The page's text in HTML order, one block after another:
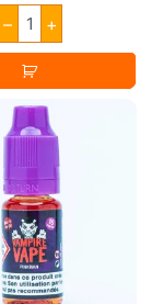
–
Twelve
Monkeys
Ice
Age
Kanzi
Iced
E
Liquid
50ml
Menge
+